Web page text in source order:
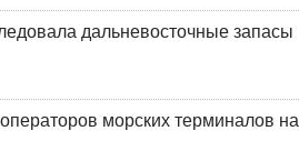
дальневосточные запасы
морских терминалов на